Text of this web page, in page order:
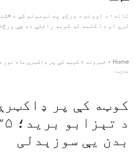
تاند - د اوونۍ د ورځو په نومونو کې د
لري او دا کلمه له کومه راغلې ده چې